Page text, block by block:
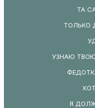
ТА
ТОЛЬКО
УЗНАЮ
Я